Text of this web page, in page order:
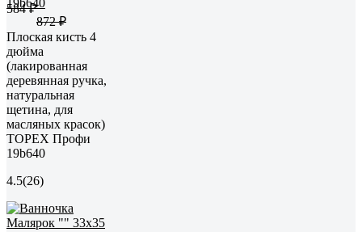
584 ₽
872 ₽
Плоская кисть 4
дюйма
(лакированная
деревянная ручка,
натуральная
щетина, для
масляных красок)
TOPEX Профи
19b640
4.5(26)